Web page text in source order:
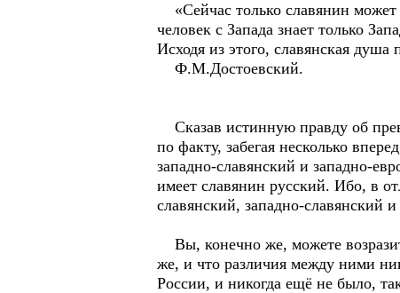
«Сейчас только славянин может
человек с Запада знает только
Исходя из этого, славянская
Ф.М.Достоевский.
Сказав истинную правду об
по факту, забегая несколько
западно-славянский и западно-
имеет славянин русский. Ибо, в
славянский, западно-славянский
Вы, конечно же, можете
же, и что различия между ними
России, и никогда ещё не было,